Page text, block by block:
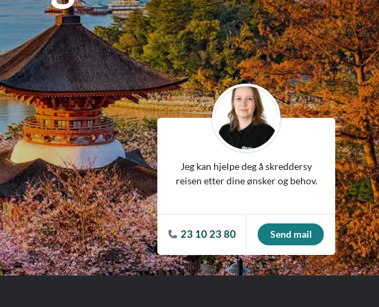
VIVA Cruises
Jeg kan hjelpe deg å skreddersy
reisen etter dine ønsker og behov.
23 10 23 80 Send mail